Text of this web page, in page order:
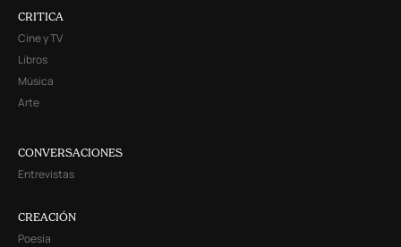
CRITICA
Cine y TV
Libros
Música
Arte
CONVERSACIONES
Entrevistas
CREACIÓN
Poesía